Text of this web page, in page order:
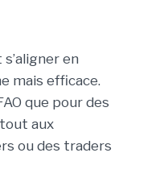
en
mais efficace.
que pour des
aux
ou des traders